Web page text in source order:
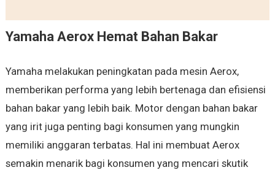
Yamaha Aerox Hemat Bahan Bakar
Yamaha melakukan peningkatan pada mesin Aerox,
memberikan performa yang lebih bertenaga dan efisiensi
bahan bakar yang lebih baik. Motor dengan bahan bakar
yang irit juga penting bagi konsumen yang mungkin
memiliki anggaran terbatas. Hal ini membuat Aerox
semakin menarik bagi konsumen yang mencari skutik